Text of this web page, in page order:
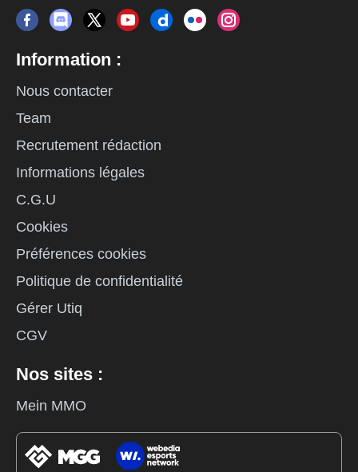
Information :
Nous contacter
Team
Recrutement rédaction
Informations légales
C.G.U
Cookies
Préférences cookies
Politique de confidentialité
Gérer Utiq
CGV
Nos sites :
Mein MMO